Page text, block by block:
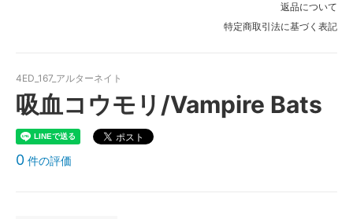
返品について
特定商取引法に基づく表記
4ED_167_アルターネイト
吸血コウモリ/Vampire Bats
0 件の評価